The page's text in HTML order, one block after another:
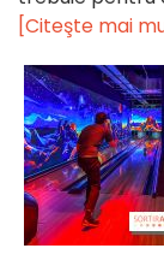
[Citeşte mai